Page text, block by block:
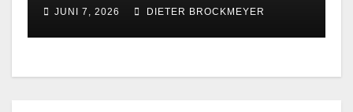
JUNI 7, 2026 DIETER BROCKMEYER